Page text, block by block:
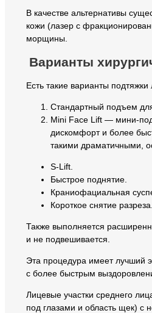
В качестве альтернативы
кожи (лазер с
морщины.
Варианты
Есть такие варианты
Стандартный подъем
Mini Face Lift — мини-
дискомфорт и более
такими драматичными,
S-Lift.
Быстрое поднятие.
Краниофациальная
Короткое снятие разреза.
Также выполняется
и не подвешивается.
Эта процедура имеет лучший
с более быстрым
Лицевые участки среднего
под глазами и область щек) с